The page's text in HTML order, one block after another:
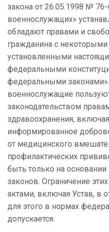
закона от 26.05.1998 № 76-
военнослужащих»
обладают правами и
гражданина с некоторыми
установленными
федеральными
федеральными законами».
военнослужащие
законодательством
здравоохранения,
информированное
от медицинского
профилактических
быть только на
законов. Ограничение
актами, включая Устав, в
для этого в нормах
допускается.